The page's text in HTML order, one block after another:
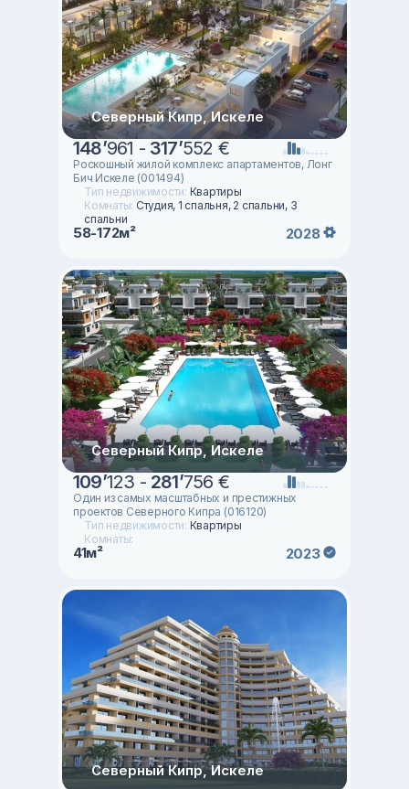
Северный Кипр, Искеле
148’961 - 317’552 €
Роскошный жилой комплекс апартаментов, Лонг
Бич Искеле (001494)
Тип недвижимости: Квартиры
Комнаты: Студия, 1 спальня, 2 спальни, 3
спальни
58-172м² 2028
Северный Кипр, Искеле
109’123 - 281’756 €
Один из самых масштабных и престижных
проектов Северного Кипра (016120)
Тип недвижимости: Квартиры
Комнаты:
41м² 2023
Северный Кипр, Искеле